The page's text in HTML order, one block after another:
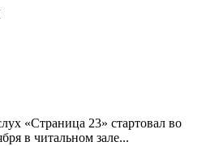
«Страница 23» стартовал во
в читальном зале...